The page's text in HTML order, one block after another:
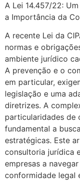
A Lei 14.457/22:
a Importância da
A recente Lei da
normas e
ambiente jurídico
A prevenção e o
em particular,
legislação e uma
diretrizes. A
particularidades de
fundamental a
estratégicas. Este
consultoria jurídica
empresas a
conformidade legal